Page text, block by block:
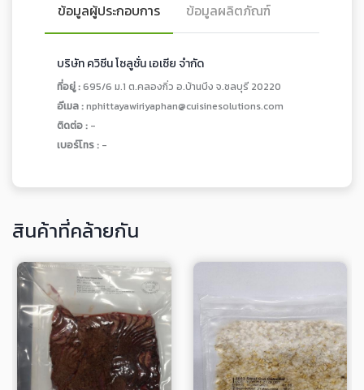
ข้อมูลผู้ประกอบการ ข้อมูลผลิตภัณฑ์
บริษัท ควิซีน โซลูชั่น เอเซีย จำกัด
ที่อยู่ :695/6 ม.1 ต.คลองกิ่ว อ.บ้านบึง จ.ชลบุรี 20220
อีเมล :nphittayawiriyaphan@cuisinesolutions.com
ติดต่อ : -
เบอร์โทร : -
สินค้าที่คล้ายกัน